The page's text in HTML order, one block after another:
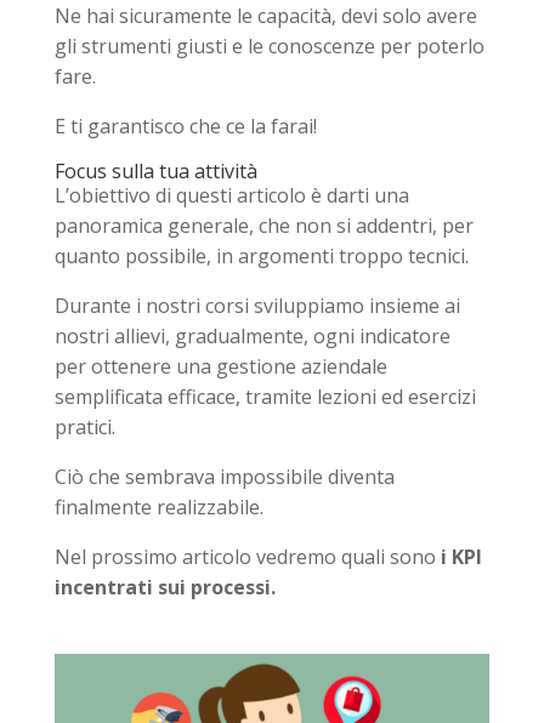
Ne hai sicuramente le capacità, devi solo avere
gli strumenti giusti e le conoscenze per poterlo
fare.
E ti garantisco che ce la farai!
Focus sulla tua attività
L’obiettivo di questi articolo è darti una
panoramica generale, che non si addentri, per
quanto possibile, in argomenti troppo tecnici.
Durante i nostri corsi sviluppiamo insieme ai
nostri allievi, gradualmente, ogni indicatore
per ottenere una gestione aziendale
semplificata efficace, tramite lezioni ed esercizi
pratici.
Ciò che sembrava impossibile diventa
finalmente realizzabile.
Nel prossimo articolo vedremo quali sono i KPI
incentrati sui processi.